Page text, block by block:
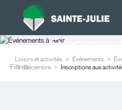
Loisirs et activités Événements
Décembre
Inscriptions aux
Filtres